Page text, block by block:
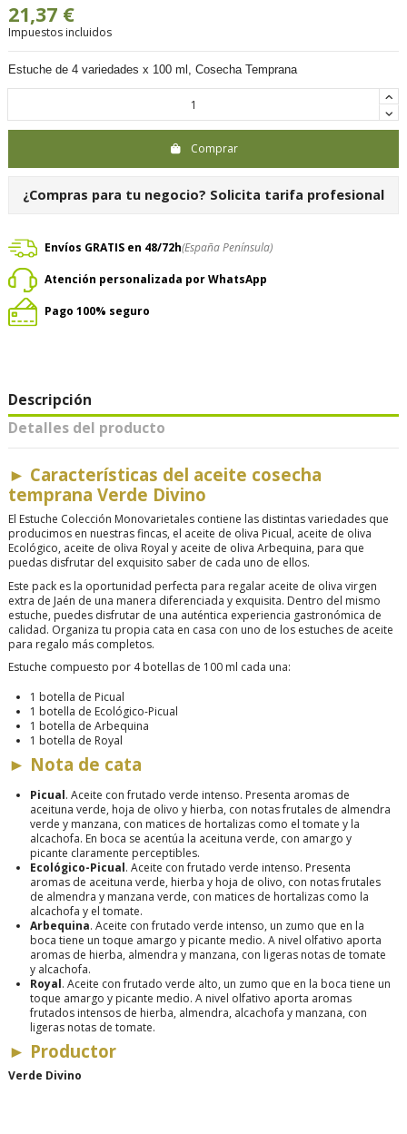
21,37 €
Impuestos incluidos
Estuche de 4 variedades x 100 ml, Cosecha Temprana
Comprar
¿Compras para tu negocio? Solicita tarifa profesional
Envíos GRATIS en 48/72h(España Península)
Atención personalizada por WhatsApp
Pago 100% seguro
Descripción
Detalles del producto
► Características del aceite cosecha
temprana Verde Divino
El Estuche Colección Monovarietales contiene las distintas variedades que
producimos en nuestras fincas, el aceite de oliva Picual, aceite de oliva
Ecológico, aceite de oliva Royal y aceite de oliva Arbequina, para que
puedas disfrutar del exquisito saber de cada uno de ellos.
Este pack es la oportunidad perfecta para regalar aceite de oliva virgen
extra de Jaén de una manera diferenciada y exquisita. Dentro del mismo
estuche, puedes disfrutar de una auténtica experiencia gastronómica de
calidad. Organiza tu propia cata en casa con uno de los estuches de aceite
para regalo más completos.
Estuche compuesto por 4 botellas de 100 ml cada una:
1 botella de Picual
1 botella de Ecológico-Picual
1 botella de Arbequina
1 botella de Royal
► Nota de cata
Picual. Aceite con frutado verde intenso. Presenta aromas de
aceituna verde, hoja de olivo y hierba, con notas frutales de almendra
verde y manzana, con matices de hortalizas como el tomate y la
alcachofa. En boca se acentúa la aceituna verde, con amargo y
picante claramente perceptibles.
Ecológico-Picual. Aceite con frutado verde intenso. Presenta
aromas de aceituna verde, hierba y hoja de olivo, con notas frutales
de almendra y manzana verde, con matices de hortalizas como la
alcachofa y el tomate.
Arbequina. Aceite con frutado verde intenso, un zumo que en la
boca tiene un toque amargo y picante medio. A nivel olfativo aporta
aromas de hierba, almendra y manzana, con ligeras notas de tomate
y alcachofa.
Royal. Aceite con frutado verde alto, un zumo que en la boca tiene un
toque amargo y picante medio. A nivel olfativo aporta aromas
frutados intensos de hierba, almendra, alcachofa y manzana, con
ligeras notas de tomate.
► Productor
Verde Divino